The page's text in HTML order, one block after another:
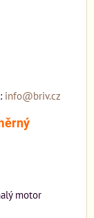
info@briv.cz
motor